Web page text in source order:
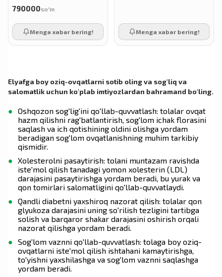
790000so'm
Menga xabar bering! Menga xabar bering!
Elyafga boy oziq-ovqatlarni sotib oling va sog'liq va
salomatlik uchun ko'plab imtiyozlardan bahramand bo'ling.
Oshqozon sog'lig'ini qo'llab-quvvatlash: tolalar ovqat
hazm qilishni rag'batlantirish, sog'lom ichak florasini
saqlash va ich qotishining oldini olishga yordam
beradigan sog'lom ovqatlanishning muhim tarkibiy
qismidir.
Xolesterolni pasaytirish: tolani muntazam ravishda
iste'mol qilish tanadagi yomon xolesterin (LDL)
darajasini pasaytirishga yordam beradi, bu yurak va
qon tomirlari salomatligini qo'llab-quvvatlaydi.
Qandli diabetni yaxshiroq nazorat qilish: tolalar qon
glyukoza darajasini uning so'rilish tezligini tartibga
solish va barqaror shakar darajasini oshirish orqali
nazorat qilishga yordam beradi.
Sog'lom vaznni qo'llab-quvvatlash: tolaga boy oziq-
ovqatlarni iste'mol qilish ishtahani kamaytirishga,
to'yishni yaxshilashga va sog'lom vaznni saqlashga
yordam beradi.